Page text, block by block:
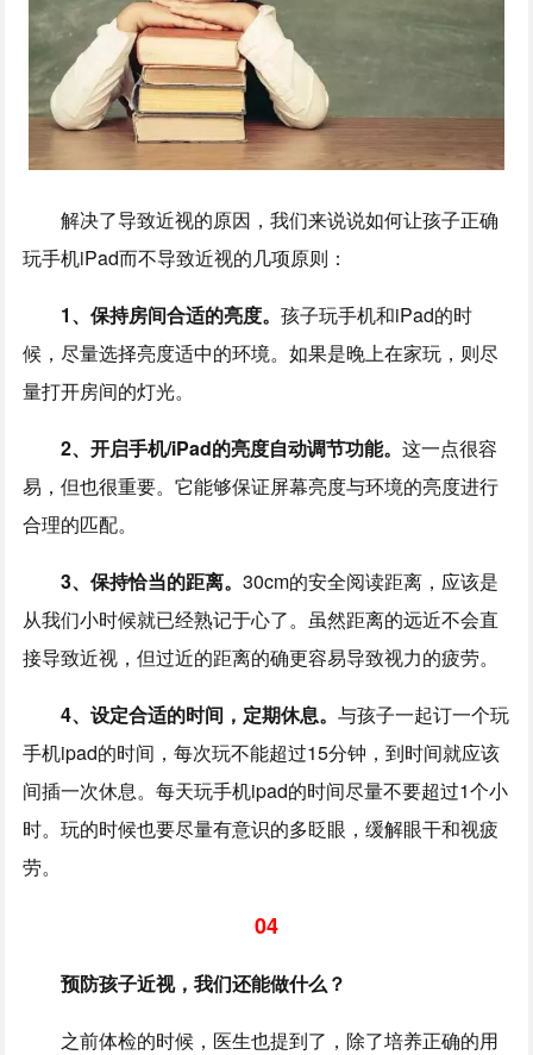
解决了导致近视的原因，我们来说说如何让孩子正确
玩手机iPad而不导致近视的几项原则：
1、保持房间合适的亮度。孩子玩手机和iPad的时
候，尽量选择亮度适中的环境。如果是晚上在家玩，则尽
量打开房间的灯光。
2、开启手机/iPad的亮度自动调节功能。这一点很容
易，但也很重要。它能够保证屏幕亮度与环境的亮度进行
合理的匹配。
3、保持恰当的距离。30cm的安全阅读距离，应该是
从我们小时候就已经熟记于心了。虽然距离的远近不会直
接导致近视，但过近的距离的确更容易导致视力的疲劳。
4、设定合适的时间，定期休息。与孩子一起订一个玩
手机ipad的时间，每次玩不能超过15分钟，到时间就应该
间插一次休息。每天玩手机ipad的时间尽量不要超过1个小
时。玩的时候也要尽量有意识的多眨眼，缓解眼干和视疲
劳。
04
预防孩子近视，我们还能做什么？
之前体检的时候，医生也提到了，除了培养正确的用